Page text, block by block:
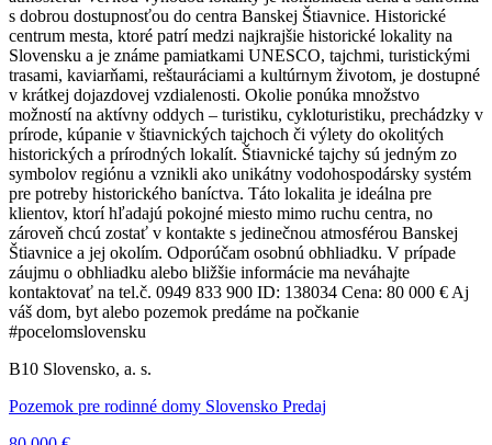
s dobrou dostupnosťou do centra Banskej Štiavnice. Historické
centrum mesta, ktoré patrí medzi najkrajšie historické lokality na
Slovensku a je známe pamiatkami UNESCO, tajchmi, turistickými
trasami, kaviarňami, reštauráciami a kultúrnym životom, je dostupné
v krátkej dojazdovej vzdialenosti. Okolie ponúka množstvo
možností na aktívny oddych – turistiku, cykloturistiku, prechádzky v
prírode, kúpanie v štiavnických tajchoch či výlety do okolitých
historických a prírodných lokalít. Štiavnické tajchy sú jedným zo
symbolov regiónu a vznikli ako unikátny vodohospodársky systém
pre potreby historického baníctva. Táto lokalita je ideálna pre
klientov, ktorí hľadajú pokojné miesto mimo ruchu centra, no
zároveň chcú zostať v kontakte s jedinečnou atmosférou Banskej
Štiavnice a jej okolím. Odporúčam osobnú obhliadku. V prípade
záujmu o obhliadku alebo bližšie informácie ma neváhajte
kontaktovať na tel.č. 0949 833 900 ID: 138034 Cena: 80 000 € Aj
váš dom, byt alebo pozemok predáme na počkanie
#pocelomslovensku
B10 Slovensko, a. s.
Pozemok pre rodinné domy Slovensko Predaj